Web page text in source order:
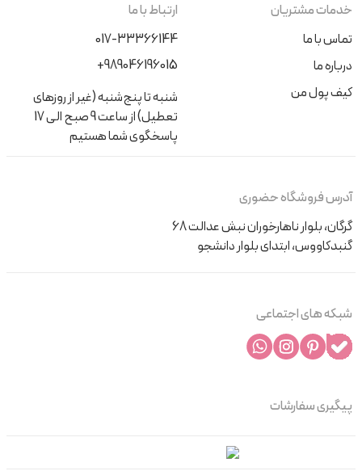
خدمات مشتریان
تماس با ما
درباره ما
کیف پول من
ارتباط با ما
017-33366144
+989046196015
شنبه تا پنج‌شنبه (غیر از روزهای
تعطیل) از ساعت 9 صبح الی 17
پاسخگوی شما هستیم
آدرس فروشگاه حضوری
گرگان، بلوار ناهارخوران نبش عدالت 68
گنبدکاووس، ابتدای بلوار دانشجو
شبکه های اجتماعی
پیگیری سفارشات